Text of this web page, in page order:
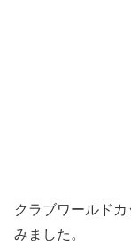
クラブワールド
みました。